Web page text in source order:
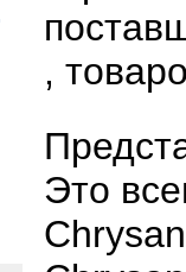
,
Это